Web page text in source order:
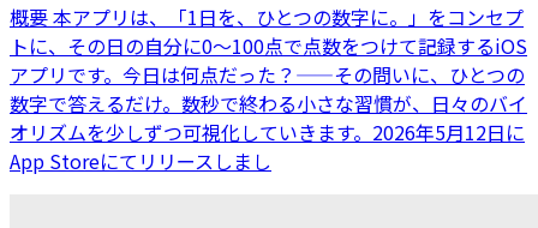
概要 本アプリは、「1日を、ひとつの数字に。」をコンセプ
トに、その日の自分に0〜100点で点数をつけて記録するiOS
アプリです。今日は何点だった？——その問いに、ひとつの
数字で答えるだけ。数秒で終わる小さな習慣が、日々のバイ
オリズムを少しずつ可視化していきます。2026年5月12日に
App Storeにてリリースしまし